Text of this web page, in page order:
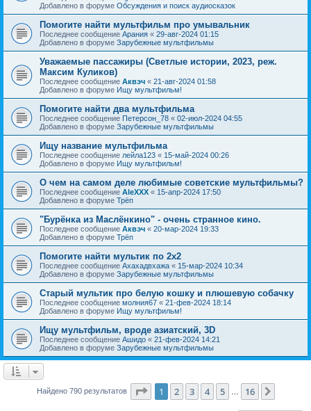
Добавлено в форуме Обсуждения и поиск аудиосказок
Помогите найти мультфильм про умывальник
Последнее сообщение Арания « 29-авг-2024 01:15
Добавлено в форуме Зарубежные мультфильмы
Уважаемые пассажиры (Светлые истории, 2023, реж.
Максим Куликов)
Последнее сообщение Аквэч « 21-авг-2024 01:58
Добавлено в форуме Ищу мультфильм!
Помогите найти два мультфильма
Последнее сообщение Петерсон_78 « 02-июл-2024 04:55
Добавлено в форуме Зарубежные мультфильмы
Ищу название мультфильма
Последнее сообщение лейла123 « 15-май-2024 00:26
Добавлено в форуме Ищу мультфильм!
О чем на самом деле любимые советские мультфильмы?
Последнее сообщение AleXXX « 15-апр-2024 17:50
Добавлено в форуме Трёп
"Бурёнка из Маслёнкино" - очень странное кино.
Последнее сообщение Аквэч « 20-мар-2024 19:33
Добавлено в форуме Трёп
Помогите найти мультик по 2х2
Последнее сообщение Ахахадвхажа « 15-мар-2024 10:34
Добавлено в форуме Зарубежные мультфильмы
Старый мультик про белую кошку и плюшевую собачку
Последнее сообщение молния67 « 21-фев-2024 18:14
Добавлено в форуме Ищу мультфильм!
Ищу мультфильм, вроде азиатский, 3D
Последнее сообщение Ашидо « 21-фев-2024 14:21
Добавлено в форуме Зарубежные мультфильмы
Найдено 790 результатов Страница из 16
1 2 3 4 5 16